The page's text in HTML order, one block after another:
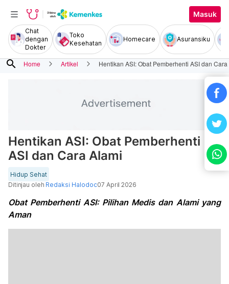
Masuk
Chat
dengan
Dokter
Toko
Kesehatan
Homecare Asuransiku
search Home Artikel Hentikan ASI: Obat Pemberhenti ASI dan
Hentikan ASI: Obat Pemberhenti
ASI dan Cara Alami
Hidup Sehat
Ditinjau oleh Redaksi Halodoc07 April 2026
Obat Pemberhenti ASI: Pilihan Medis dan Alami yang
Aman